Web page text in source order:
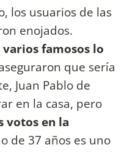
los usuarios de las
enojados.
varios famosos lo
que sería
Juan Pablo de
en la casa, pero
votos en la
de 37 años es uno